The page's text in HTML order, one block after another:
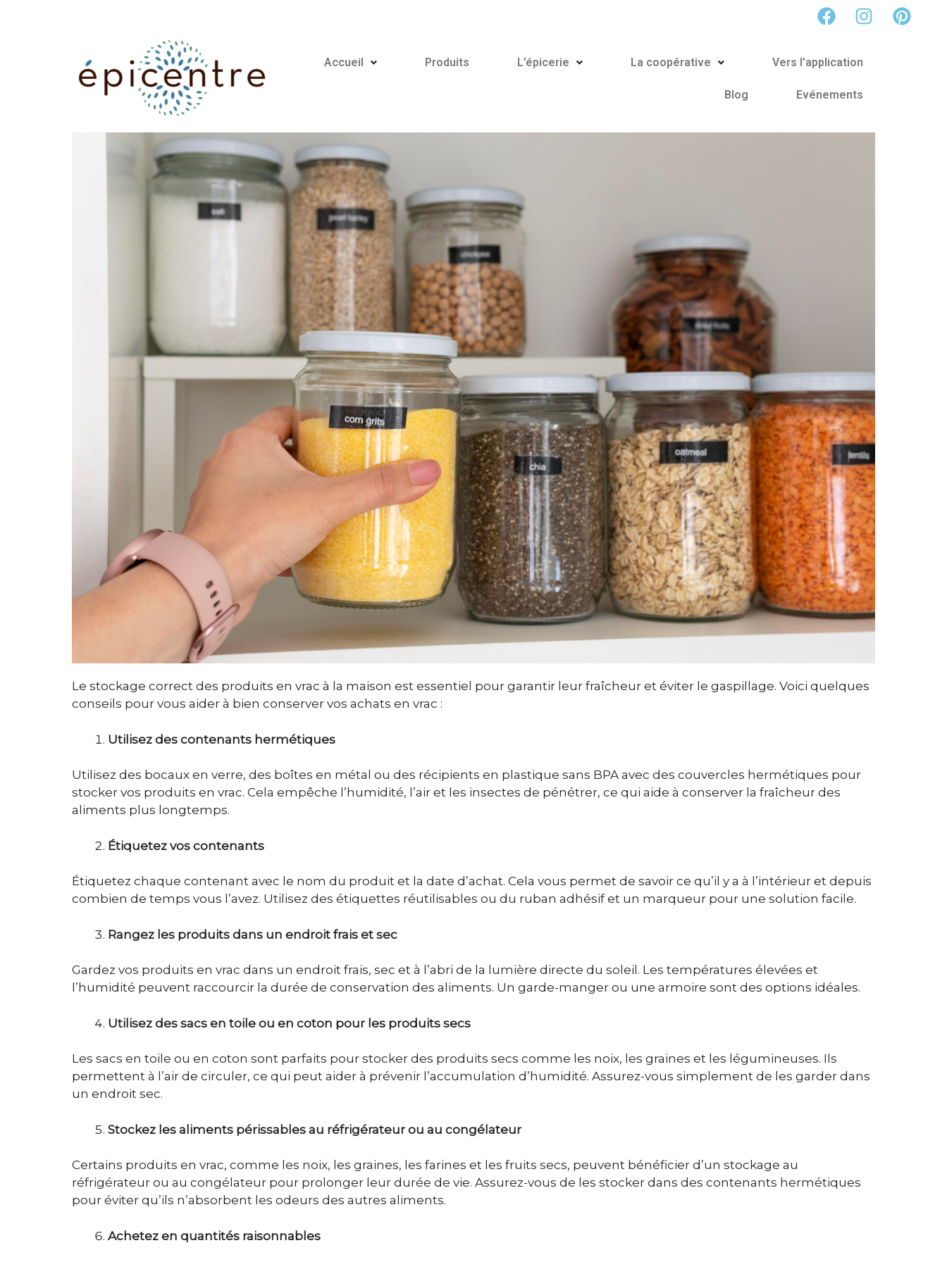
Accueil Produits L’épicerie La coopérative Vers l’application
Blog Evénements
Le stockage correct des produits en vrac à la maison est essentiel pour garantir leur fraîcheur et éviter le gaspillage. Voici quelques
conseils pour vous aider à bien conserver vos achats en vrac :
Utilisez des contenants hermétiques
Utilisez des bocaux en verre, des boîtes en métal ou des récipients en plastique sans BPA avec des couvercles hermétiques pour
stocker vos produits en vrac. Cela empêche l’humidité, l’air et les insectes de pénétrer, ce qui aide à conserver la fraîcheur des
aliments plus longtemps.
Étiquetez vos contenants
Étiquetez chaque contenant avec le nom du produit et la date d’achat. Cela vous permet de savoir ce qu’il y a à l’intérieur et depuis
combien de temps vous l’avez. Utilisez des étiquettes réutilisables ou du ruban adhésif et un marqueur pour une solution facile.
Rangez les produits dans un endroit frais et sec
Gardez vos produits en vrac dans un endroit frais, sec et à l’abri de la lumière directe du soleil. Les températures élevées et
l’humidité peuvent raccourcir la durée de conservation des aliments. Un garde-manger ou une armoire sont des options idéales.
Utilisez des sacs en toile ou en coton pour les produits secs
Les sacs en toile ou en coton sont parfaits pour stocker des produits secs comme les noix, les graines et les légumineuses. Ils
permettent à l’air de circuler, ce qui peut aider à prévenir l’accumulation d’humidité. Assurez-vous simplement de les garder dans
un endroit sec.
Stockez les aliments périssables au réfrigérateur ou au congélateur
Certains produits en vrac, comme les noix, les graines, les farines et les fruits secs, peuvent bénéficier d’un stockage au
réfrigérateur ou au congélateur pour prolonger leur durée de vie. Assurez-vous de les stocker dans des contenants hermétiques
pour éviter qu’ils n’absorbent les odeurs des autres aliments.
Achetez en quantités raisonnables